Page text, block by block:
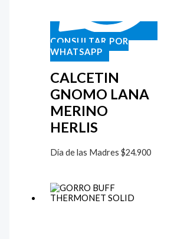
CONSULTAR POR
WHATSAPP
CALCETIN
GNOMO LANA
MERINO
HERLIS
Día de las Madres$24.900